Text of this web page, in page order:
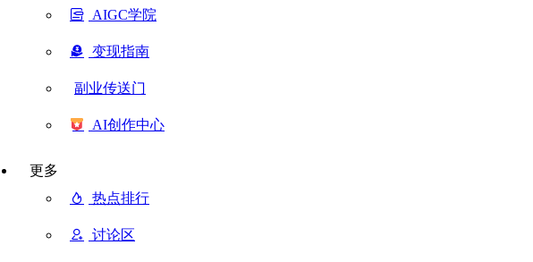
AIGC学院
变现指南
副业传送门
AI创作中心
更多
热点排行
讨论区